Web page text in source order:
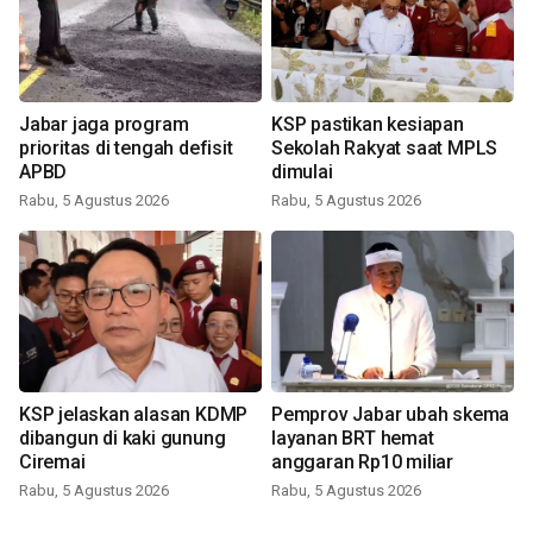
Jabar jaga program
prioritas di tengah defisit
APBD
Rabu, 5 Agustus 2026
KSP pastikan kesiapan
Sekolah Rakyat saat MPLS
dimulai
Rabu, 5 Agustus 2026
KSP jelaskan alasan KDMP
dibangun di kaki gunung
Ciremai
Rabu, 5 Agustus 2026
Pemprov Jabar ubah skema
layanan BRT hemat
anggaran Rp10 miliar
Rabu, 5 Agustus 2026